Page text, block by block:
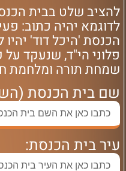
להציב שלט בבית
לדוגמא יהיה כתוב:
הכנסת 'היכל דוד' יהיו
פלוני הי"ד, שנעקד
שמחת תורה ומלחמת
שם בית הכנסת
עיר בית הכנסת: